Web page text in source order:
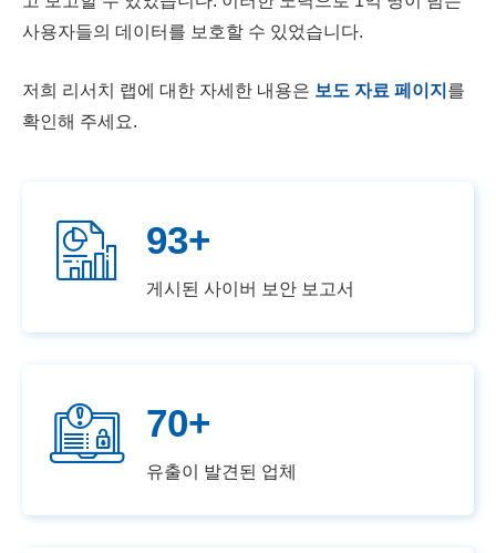
사용자들의 데이터를 보호할 수 있었습니다.
저희 리서치 랩에 대한 자세한 내용은 보도 자료 페이지 를
확인해 주세요.
93+
게시된 사이버 보안 보고서
70+
유출이 발견된 업체